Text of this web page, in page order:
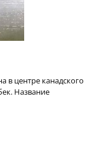
в центре канадского
Название